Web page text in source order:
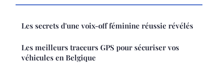
Les secrets d'une voix-off féminine réussie révélés
Les meilleurs traceurs GPS pour sécuriser vos
véhicules en Belgique